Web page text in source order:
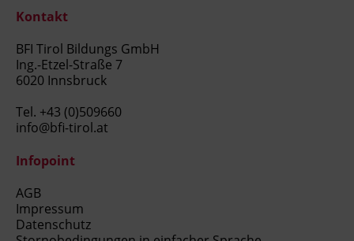
Kontakt
BFI Tirol Bildungs GmbH
Ing.-Etzel-Straße 7
6020 Innsbruck
Tel. +43 (0)509660
info@bfi-tirol.at
Infopoint
AGB
Impressum
Datenschutz